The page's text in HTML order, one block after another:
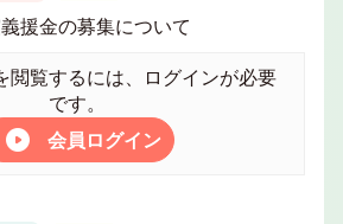
援金の募集について
閲覧するには、ログインが必要
です。
会員ログイン